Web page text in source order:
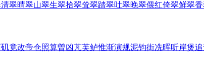
清翠晴翠山翠生翠拾翠耸翠踏翠吐翠晚翠偎红倚翠鲜翠
矶竟改帝仓照算曽凶芃芙鲈惟渐演规泥钧街冼晖听岸煲追